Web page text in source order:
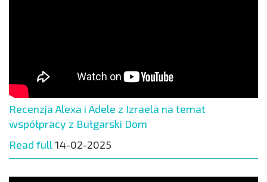
Recenzja Alexa i Adele z Izraela na temat
współpracy z Bułgarski Dom
Read full 14-02-2025